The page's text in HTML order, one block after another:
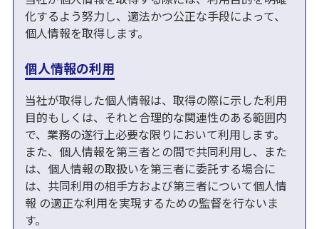
化するよう努力し、適法かつ公正な手段によって、
個人情報を取得します。
個人情報の利用
当社が取得した個人情報は、取得の際に示した利用
目的もしくは、それと合理的な関連性のある範囲内
で、業務の遂行上必要な限りにおいて利用します。
また、個人情報を第三者との間で共同利用し、また
は、個人情報の取扱いを第三者に委託する場合に
は、共同利用の相手方および第三者について個人情
報 の適正な利用を実現するための監督を行ないま
す。